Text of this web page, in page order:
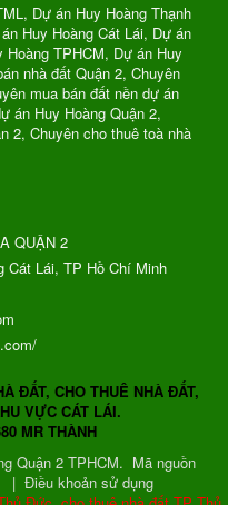
Dự án Huy Hoàng Thạnh
Huy Hoàng Cát Lái, Dự án
TPHCM, Dự án Huy
nhà đất Quận 2, Chuyên
mua bán đất nền dự án
án Huy Hoàng Quận 2,
2, Chuyên cho thuê toà nhà
QUẬN 2
Cát Lái, TP Hồ Chí Minh
ĐẤT, CHO THUÊ NHÀ ĐẤT,
VỰC CÁT LÁI.
MR THÀNH
Quận 2 TPHCM. Mã nguồn
| Điều khoản sử dụng